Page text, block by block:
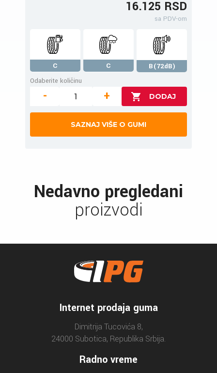
16.125 RSD
sa PDV-om
C C
B(72dB)
Odaberite količinu
- +
SAZNAJ VIŠE O GUMI
Nedavno pregledani
proizvodi
Internet prodaja guma
Dimitrija Tucovića 8,
24000 Subotica, Republika Srbija.
Radno vreme